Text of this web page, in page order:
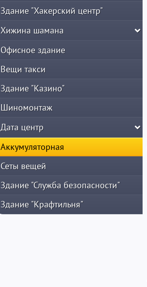
Здание "Хакерский центр"
Хижина шамана
Офисное здание
Вещи такси
Здание "Казино"
Шиномонтаж
Дата центр
Аккумуляторная
Сеты вещей
Здание "Служба безопасности"
Здание "Крафтильня"